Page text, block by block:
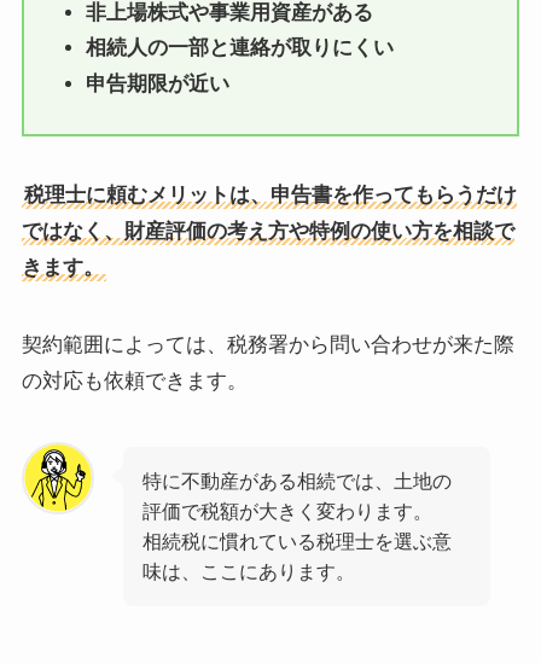
非上場株式や事業用資産がある
相続人の一部と連絡が取りにくい
申告期限が近い
税理士に頼むメリットは、申告書を作ってもらうだけ
ではなく、財産評価の考え方や特例の使い方を相談で
きます。
契約範囲によっては、税務署から問い合わせが来た際
の対応も依頼できます。
特に不動産がある相続では、土地の
評価で税額が大きく変わります。
相続税に慣れている税理士を選ぶ意
味は、ここにあります。